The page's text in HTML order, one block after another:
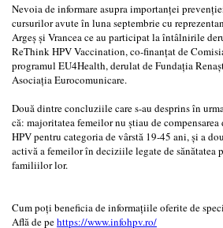
Nevoia de informare asupra importanței
cursurilor avute în luna septembrie cu
Argeș și Vrancea ce au participat la întâlnirile
ReThink HPV Vaccination, co-finanțat de
programul EU4Health, derulat de Fundația
Asociația Eurocomunicare.
Două dintre concluziile care s-au desprins în
că: majoritatea femeilor nu știau de
HPV pentru categoria de vârstă 19-45 ani, și a
activă a femeilor în deciziile legate de sănătatea
familiilor lor.
Cum poți beneficia de informațiile oferite de
Află de pehttps://www.infohpv.ro/